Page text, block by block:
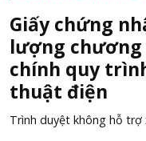
Giấy chứng
lượng
chính quy
thuật điện
Trình duyệt không hỗ trợ